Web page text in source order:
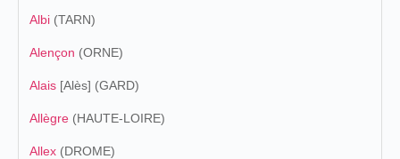
Albi (TARN)
Alençon (ORNE)
Alais [Alès] (GARD)
Allègre (HAUTE-LOIRE)
Allex (DROME)